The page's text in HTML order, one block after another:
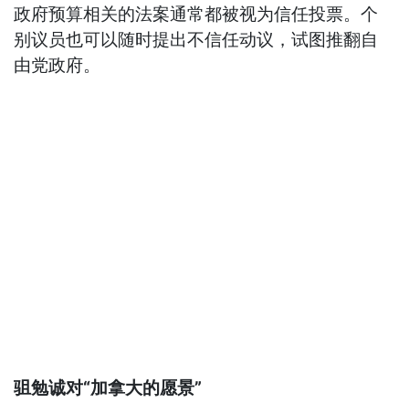
政府预算相关的法案通常都被视为信任投票。个
别议员也可以随时提出不信任动议，试图推翻自
由党政府。
驵勉诚对“加拿大的愿景”